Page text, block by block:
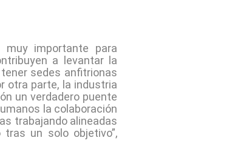
muy importante para
a levantar la
sedes anfitrionas
otra parte, la industria
un verdadero puente
la colaboración
trabajando alineadas
un solo objetivo”,